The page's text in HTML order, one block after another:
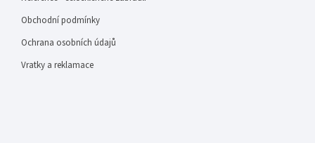
Obchodní podmínky
Ochrana osobních údajů
Vratky a reklamace